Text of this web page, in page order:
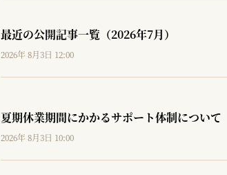
最近の公開記事一覧（2026年7月）
2026年 8月3日 12:00
夏期休業期間にかかるサポート体制について
2026年 8月3日 10:00